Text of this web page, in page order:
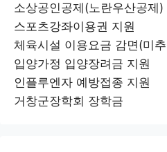
소상공인공제(노란우산공제
스포츠강좌이용권 지원
체육시설 이용요금 감면(미
입양가정 입양장려금 지원
인플루엔자 예방접종 지원
거창군장학회 장학금